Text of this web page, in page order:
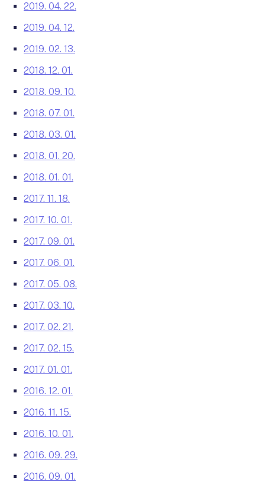
2019. 04. 22.
2019. 04. 12.
2019. 02. 13.
2018. 12. 01.
2018. 09. 10.
2018. 07. 01.
2018. 03. 01.
2018. 01. 20.
2018. 01. 01.
2017. 11. 18.
2017. 10. 01.
2017. 09. 01.
2017. 06. 01.
2017. 05. 08.
2017. 03. 10.
2017. 02. 21.
2017. 02. 15.
2017. 01. 01.
2016. 12. 01.
2016. 11. 15.
2016. 10. 01.
2016. 09. 29.
2016. 09. 01.